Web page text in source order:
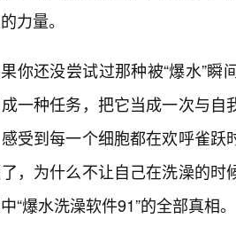
力量。
你还没尝试过那种被“爆水”
一种任务，把它当成一次与
受到每一个细胞都在欢呼雀
，为什么不让自己在洗澡的
“爆水洗澡软件91”的全部真相。